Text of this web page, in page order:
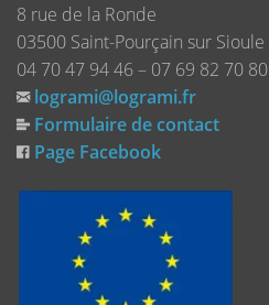
8 rue de la Ronde
03500 Saint-Pourçain sur Sioule
04 70 47 94 46 – 07 69 82 70 80
logrami@logrami.fr
Formulaire de contact
Page Facebook